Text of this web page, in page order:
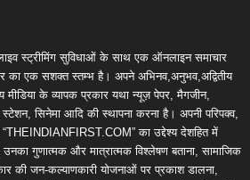
स्ट्रीमिंग सुविधाओं के साथ एक ऑनलाइन समाचार
का एक सशक्त स्तम्भ है। अपने अभिनव,अनुभव,अद्वितीय
मीडिया के व्यापक प्रकार यथा न्यूज़ पेपर, मैगजीन,
सिनेमा आदि की स्थापना करना है। अपनी परिपक्व,
“THEINDIANFIRST.COM” का उद्देश्य देशहित में
गुणात्मक और मात्रात्मक विश्लेषण बताना, सामाजिक
की जन-कल्याणकारी योजनाओं पर प्रकाश डालना,